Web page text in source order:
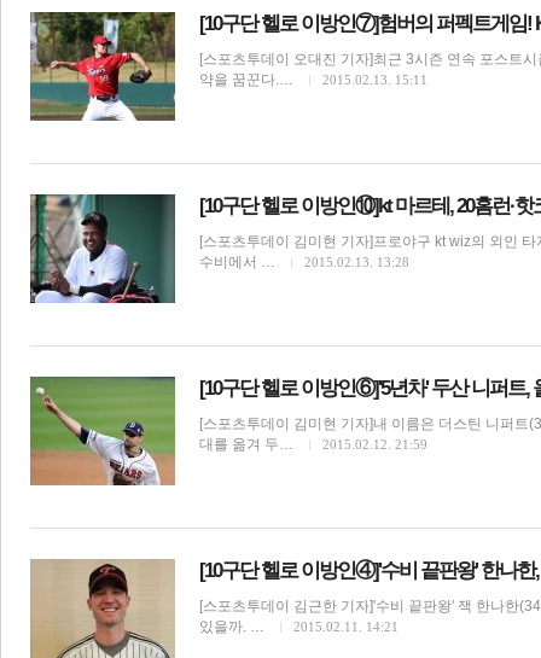
[10구단 헬로 이방인⑦]험버의 퍼펙트게임!
[스포츠투데이 오대진 기자]최근 3시즌 연속 포스트
약을 꿈꾼다.…
2015.02.13. 15:11
[10구단 헬로 이방인⑩]kt 마르테, 20홈런·핫
[스포츠투데이 김미현 기자]프로야구 kt wiz의 외인
수비에서 …
2015.02.13. 13:28
[10구단 헬로 이방인⑥]'5년차' 두산 니퍼트,
[스포츠투데이 김미현 기자]내 이름은 더스틴 니퍼트
대를 옮겨 두…
2015.02.12. 21:59
[10구단 헬로 이방인④]'수비 끝판왕' 한나한
[스포츠투데이 김근한 기자]'수비 끝판왕' 잭 한나한
있을까. …
2015.02.11. 14:21